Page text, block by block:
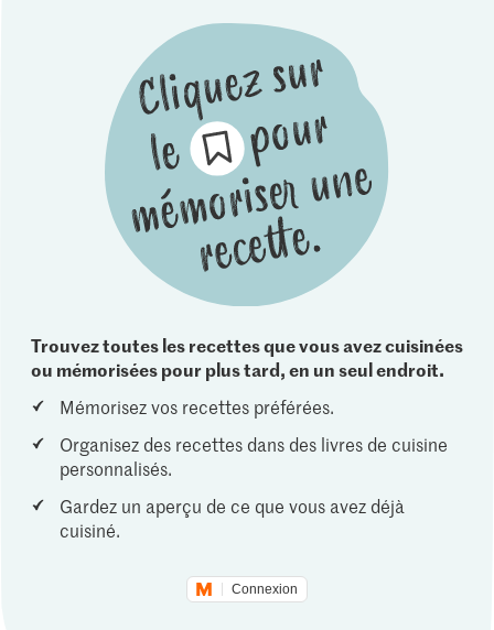
Trouvez toutes les recettes que vous avez cuisinées
ou mémorisées pour plus tard, en un seul endroit.
Mémorisez vos recettes préférées.
Organisez des recettes dans des livres de cuisine
personnalisés.
Gardez un aperçu de ce que vous avez déjà
cuisiné.
Connexion